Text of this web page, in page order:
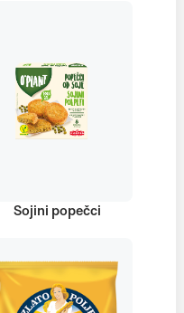
Sojini popečci